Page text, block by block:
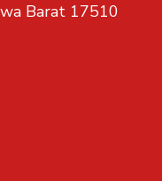
Barat 17510